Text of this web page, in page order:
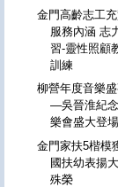
金門高齡志工
服務內涵 志
習-靈性照顧
訓練
柳營年度音樂
—吳晉淮紀
樂會盛大登場
金門家扶5楷模
國扶幼表揚
殊榮